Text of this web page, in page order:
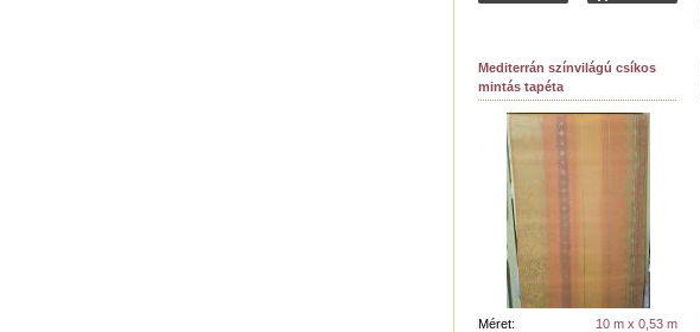
Mediterrán színvilágú csíkos
mintás tapéta
Méret:
10 m x 0,53 m